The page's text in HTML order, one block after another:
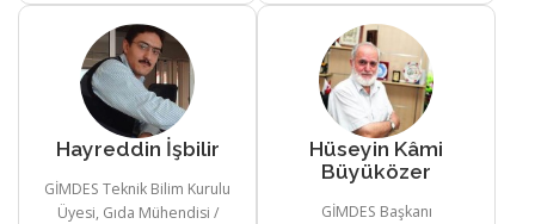
Hayreddin İşbilir
GİMDES Teknik Bilim Kurulu
Üyesi, Gıda Mühendisi /
Hüseyin Kâmi
Büyüközer
GİMDES Başkanı